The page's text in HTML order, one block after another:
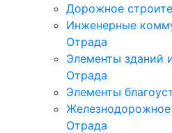
Дорожное
Инженерные
Отрада
Элементы зданий
Отрада
Элементы
Железнодорожное
Отрада